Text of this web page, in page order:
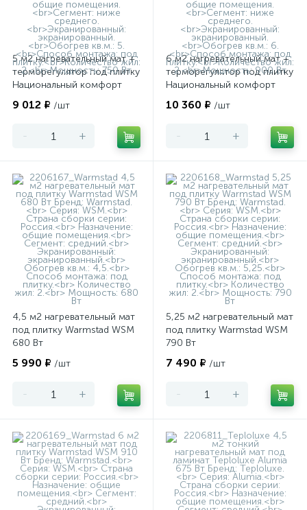
5 м2 нагревательный мат +
терморегулятор под плитку
Национальный комфорт
9 012 ₽ /шт
- +
6 м2 нагревательный мат +
терморегулятор под плитку
Национальный комфорт
10 360 ₽ /шт
- +
4,5 м2 нагревательный мат
под плитку Warmstad WSM
680 Вт
5 990 ₽ /шт
- +
5,25 м2 нагревательный мат
под плитку Warmstad WSM
790 Вт
7 490 ₽ /шт
- +